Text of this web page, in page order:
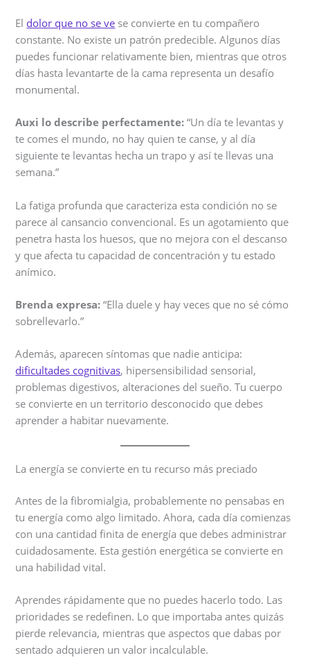
El dolor que no se ve se convierte en tu compañero
constante. No existe un patrón predecible. Algunos días
puedes funcionar relativamente bien, mientras que otros
días hasta levantarte de la cama representa un desafío
monumental.
Auxi lo describe perfectamente: “Un día te levantas y
te comes el mundo, no hay quien te canse, y al día
siguiente te levantas hecha un trapo y así te llevas una
semana.”
La fatiga profunda que caracteriza esta condición no se
parece al cansancio convencional. Es un agotamiento que
penetra hasta los huesos, que no mejora con el descanso
y que afecta tu capacidad de concentración y tu estado
anímico.
Brenda expresa: “Ella duele y hay veces que no sé cómo
sobrellevarlo.”
Además, aparecen síntomas que nadie anticipa:
dificultades cognitivas, hipersensibilidad sensorial,
problemas digestivos, alteraciones del sueño. Tu cuerpo
se convierte en un territorio desconocido que debes
aprender a habitar nuevamente.
La energía se convierte en tu recurso más preciado
Antes de la fibromialgia, probablemente no pensabas en
tu energía como algo limitado. Ahora, cada día comienzas
con una cantidad finita de energía que debes administrar
cuidadosamente. Esta gestión energética se convierte en
una habilidad vital.
Aprendes rápidamente que no puedes hacerlo todo. Las
prioridades se redefinen. Lo que importaba antes quizás
pierde relevancia, mientras que aspectos que dabas por
sentado adquieren un valor incalculable.